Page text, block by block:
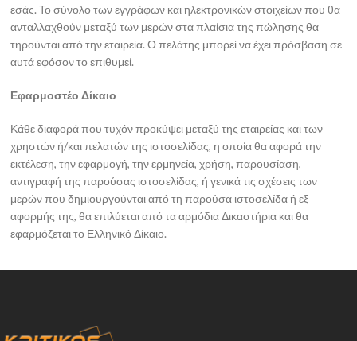
εσάς. Το σύνολο των εγγράφων και ηλεκτρονικών στοιχείων που θα
ανταλλαχθούν μεταξύ των μερών στα πλαίσια της πώλησης θα
τηρούνται από την εταιρεία. Ο πελάτης μπορεί να έχει πρόσβαση σε
αυτά εφόσον το επιθυμεί.
Εφαρμοστέο Δίκαιο
Κάθε διαφορά που τυχόν προκύψει μεταξύ της εταιρείας και των
χρηστών ή/και πελατών της ιστοσελίδας, η οποία θα αφορά την
εκτέλεση, την εφαρμογή, την ερμηνεία, χρήση, παρουσίαση,
αντιγραφή της παρούσας ιστοσελίδας, ή γενικά τις σχέσεις των
μερών που δημιουργούνται από τη παρούσα ιστοσελίδα ή εξ
αφορμής της, θα επιλύεται από τα αρμόδια Δικαστήρια και θα
εφαρμόζεται το Ελληνικό Δίκαιο.